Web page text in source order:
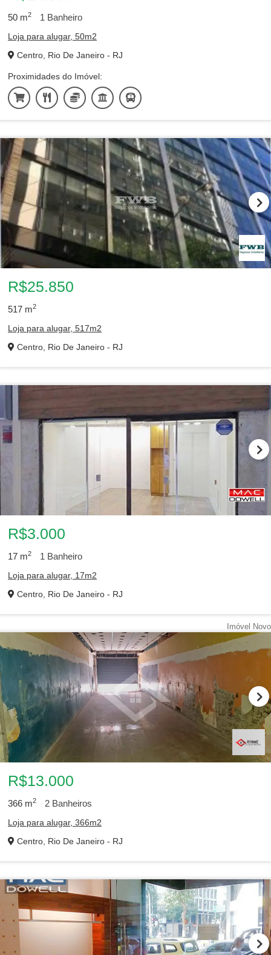
50 m2 1 Banheiro
Loja para alugar, 50m2
Centro, Rio De Janeiro - RJ
Proximidades do Imóvel:
R$25.850
517 m2
Loja para alugar, 517m2
Centro, Rio De Janeiro - RJ
R$3.000
17 m2 1 Banheiro
Loja para alugar, 17m2
Centro, Rio De Janeiro - RJ
Imóvel Novo
R$13.000
366 m2 2 Banheiros
Loja para alugar, 366m2
Centro, Rio De Janeiro - RJ